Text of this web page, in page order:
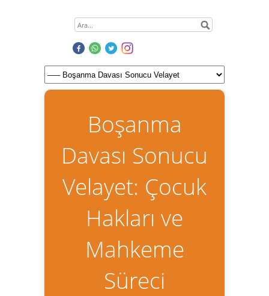
Boşanma
Davası Sonucu
Velayet: Çocuk
Hakları ve
Mahkeme
Süreci